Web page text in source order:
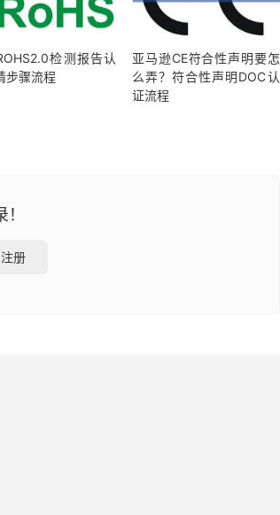
检测报告认
步骤流程
亚马逊CE符合性声明要怎
么弄？符合性声明DOC认
证流程
注册